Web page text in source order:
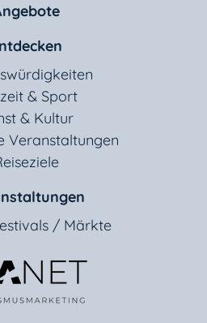
& Sport
& Kultur
Veranstaltungen
/ Märkte